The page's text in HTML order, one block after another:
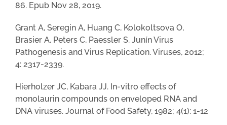
86. Epub Nov 28, 2019.
Grant A, Seregin A, Huang C, Kolokoltsova O,
Brasier A, Peters C, Paessler S. Junín Virus
Pathogenesis and Virus Replication. Viruses, 2012;
4: 2317-2339.
Hierholzer JC, Kabara JJ. In-vitro effects of
monolaurin compounds on enveloped RNA and
DNA viruses. Journal of Food Safety, 1982; 4(1): 1-12